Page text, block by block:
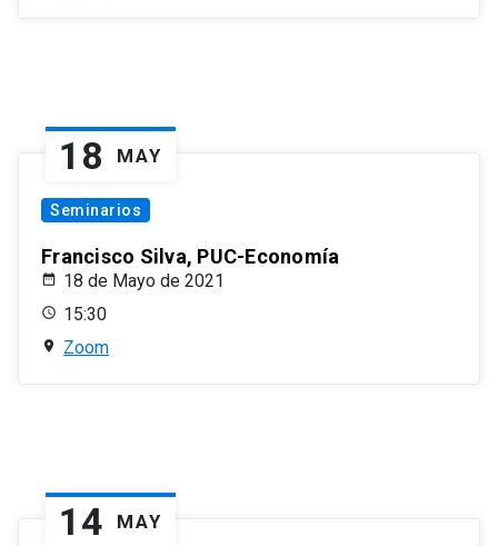
18 MAY
Seminarios
Francisco Silva, PUC-Economía
18 de Mayo de 2021
15:30
Zoom
14 MAY